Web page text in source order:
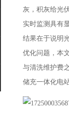
灰，积灰给光
实时监测具有
结果在于说明
优化问题，本
与清洗维护费
储充一体化电